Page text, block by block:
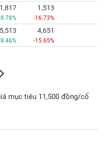
1,817 1,513
-16.73%
5,513 4,651
-15.65%
mục tiêu 11,500 đồng/cổ